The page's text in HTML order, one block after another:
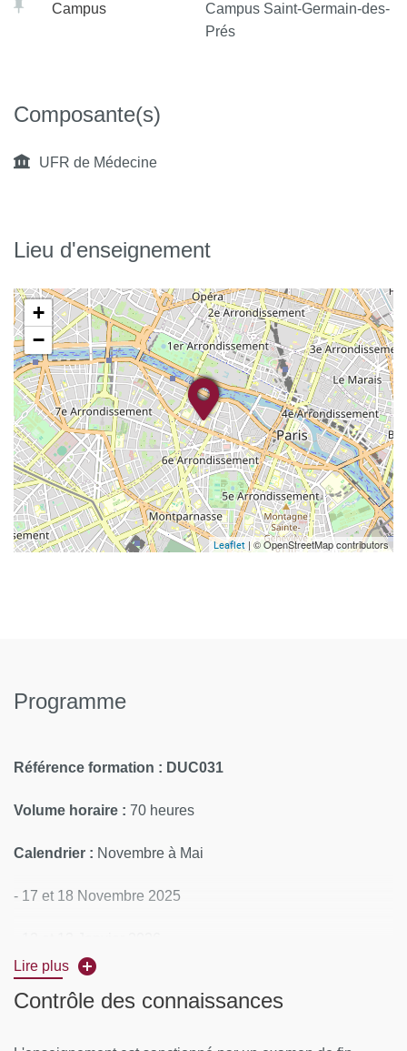
- 10 Juin 2024
Campus
Campus Saint-Germain-des-
Prés
Composante(s)
UFR de Médecine
Lieu d'enseignement
+
−
Leaflet | © OpenStreetMap contributors
Programme
Référence formation : DUC031
Volume horaire : 70 heures
Calendrier : Novembre à Mai
- 17 et 18 Novembre 2025
- 16 et 17 Mars 2026
Lire plus
Contrôle des connaissances